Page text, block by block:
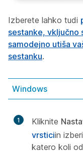
Izberete lahko tudi
sestanke, vključno
samodejno utiša
sestanku.
Windows
1 Kliknite
vrsticiin
katero koli